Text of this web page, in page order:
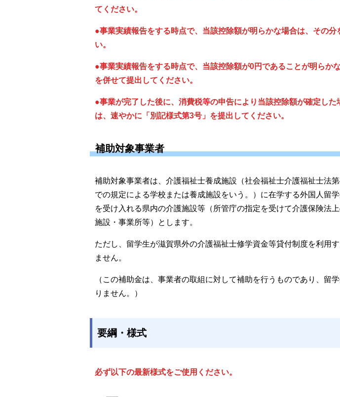
てください。
●事業実績報告をする時点で、当該控除額が明らかな場合は、その分
い。
●事業実績報告をする時点で、当該控除額が0円であることが明らか
を併せて提出してください。
●事業が完了した後に、消費税等の申告により当該控除額が確定した
は、速やかに「別記様式第3号」を提出してください。
補助対象事業者
補助対象事業者は、 介護福祉士養成施設（社会福祉士介護福祉士法
での規定による学校または養成施設をいう。）に在学する外国人留
を受け入れる県内の介護施設等（所管庁の指定を受けて介護保険法
施設・事業所等）とします。
ただし、留学生が滋賀県外の介護福祉士修学資金等貸付制度を利用
ません。
（この補助金は、事業者の取組に対して補助を行うものであり、留
りません。）
要綱・様式
必ず以下の最新様式をご使用ください。